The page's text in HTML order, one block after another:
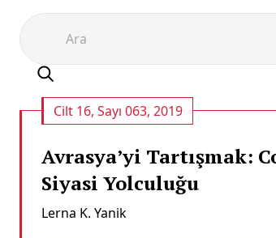
Cilt 16, Sayı 063, 2019
Avrasya’yi Tartışmak:
Siyasi Yolculuğu
Lerna K. Yanik